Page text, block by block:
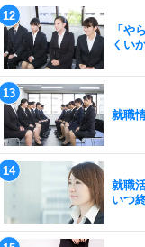
「や
くい
就職
就職
いつ